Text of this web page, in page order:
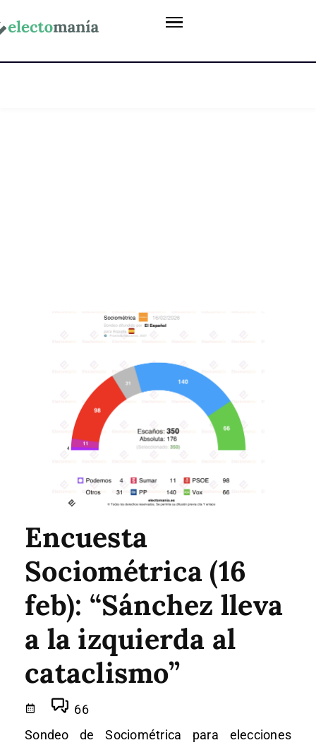
Encuesta
Sociométrica (16
feb): “Sánchez lleva
a la izquierda al
cataclismo”
66
Sondeo de Sociométrica para elecciones